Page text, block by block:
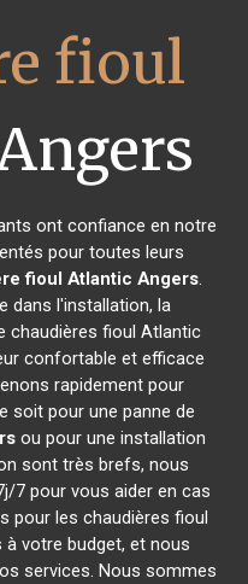
fioul
ont confiance en notre
pour toutes leurs
fioul Atlantic Angers.
dans l'installation, la
chaudières fioul Atlantic
confortable et efficace
rapidement pour
soit pour une panne de
ou pour une installation
sont très brefs, nous
7 pour vous aider en cas
pour les chaudières fioul
votre budget, et nous
services. Nous sommes